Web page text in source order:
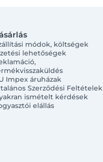
módok, költségek
lehetőségek
Impex áruházak
Szerződési Feltételek
ismételt kérdések
elállás